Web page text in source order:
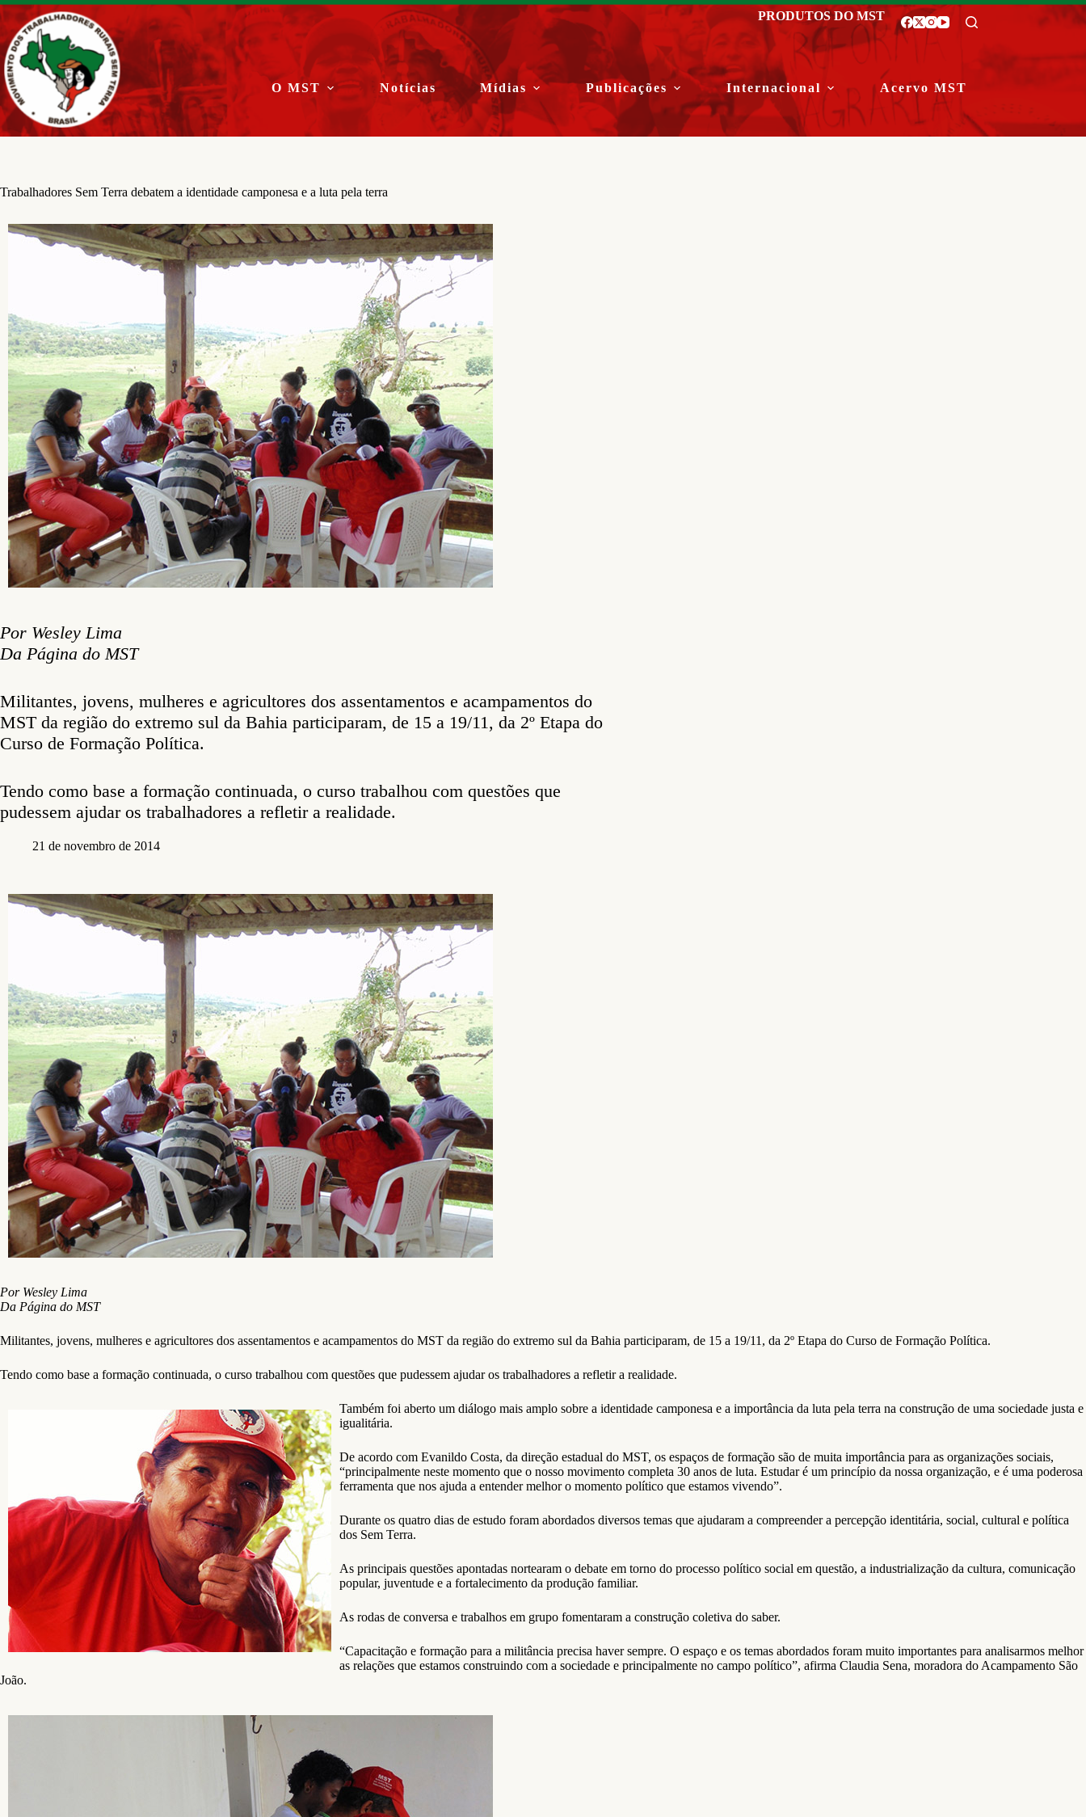
Pular
para
o
conteúdo
PRODUTOS DO MST
O MST Notícias Mídias Publicações Internacional Acervo MST
Trabalhadores Sem Terra debatem a identidade camponesa e a luta pela terra
Por Wesley Lima
Da Página do MST
Militantes, jovens, mulheres e agricultores dos assentamentos e acampamentos do
MST da região do extremo sul da Bahia participaram, de 15 a 19/11, da 2º Etapa do
Curso de Formação Política.
Tendo como base a formação continuada, o curso trabalhou com questões que
pudessem ajudar os trabalhadores a refletir a realidade.
21 de novembro de 2014
Por Wesley Lima
Da Página do MST
Militantes, jovens, mulheres e agricultores dos assentamentos e acampamentos do MST da região do extremo sul da Bahia participaram, de 15 a 19/11, da 2º Etapa do Curso de Formação Política.
Tendo como base a formação continuada, o curso trabalhou com questões que pudessem ajudar os trabalhadores a refletir a realidade.
Também foi aberto um diálogo mais amplo sobre a identidade camponesa e a importância da luta pela terra na construção de uma sociedade justa e
igualitária.
De acordo com Evanildo Costa, da direção estadual do MST, os espaços de formação são de muita importância para as organizações sociais,
“principalmente neste momento que o nosso movimento completa 30 anos de luta. Estudar é um princípio da nossa organização, e é uma poderosa
ferramenta que nos ajuda a entender melhor o momento político que estamos vivendo”.
Durante os quatro dias de estudo foram abordados diversos temas que ajudaram a compreender a percepção identitária, social, cultural e política
dos Sem Terra.
As principais questões apontadas nortearam o debate em torno do processo político social em questão, a industrialização da cultura, comunicação
popular, juventude e a fortalecimento da produção familiar.
As rodas de conversa e trabalhos em grupo fomentaram a construção coletiva do saber.
“Capacitação e formação para a militância precisa haver sempre. O espaço e os temas abordados foram muito importantes para analisarmos melhor
as relações que estamos construindo com a sociedade e principalmente no campo político”, afirma Claudia Sena, moradora do Acampamento São
João.